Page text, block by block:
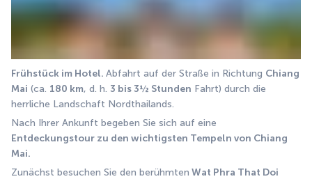
Frühstück im Hotel. Abfahrt auf der Straße in Richtung Chiang
Mai (ca. 180 km, d. h. 3 bis 3½ Stunden Fahrt) durch die
herrliche Landschaft Nordthailands.
Entdeckungstour zu den wichtigsten Tempeln von Chiang
Mai.
Zunächst besuchen Sie den berühmten Wat Phra That Doi